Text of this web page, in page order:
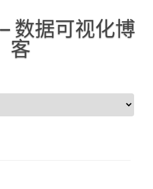
数据可视化博
客
Skip to content